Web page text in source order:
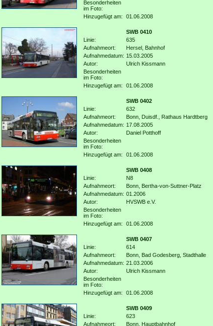
Besonderheiten
im Foto:
Hinzugefügt am:
01.06.2008
SWB 0410
Linie:
635
Aufnahmeort:
Hersel, Bahnhof
Aufnahmedatum: 15.03.2005
Autor:
Ulrich Kissmann
Besonderheiten
im Foto:
Hinzugefügt am:
01.06.2008
SWB 0402
Linie:
632
Aufnahmeort:
Bonn, Duisdf., Rathaus Hardtberg
Aufnahmedatum: 17.08.2005
Autor:
Daniel Potthoff
Besonderheiten
im Foto:
Hinzugefügt am:
01.06.2008
SWB 0408
Linie:
N8
Aufnahmeort:
Bonn, Bertha-von-Suttner-Platz
Aufnahmedatum: 01.2006
Autor:
HVSWB e.V.
Besonderheiten
im Foto:
Hinzugefügt am:
01.06.2008
SWB 0407
Linie:
614
Aufnahmeort:
Bonn, Bad Godesberg, Stadthalle
Aufnahmedatum: 21.03.2006
Autor:
Ulrich Kissmann
Besonderheiten
im Foto:
Hinzugefügt am:
01.06.2008
SWB 0409
Linie:
623
Aufnahmeort:
Bonn, Hauptbahnhof